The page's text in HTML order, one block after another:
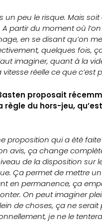
un peu le risque. Mais
A partir du moment où
en se disant qu’on
quelques fois,
imaginer, quant à la
réelle ce que c’est
proposait
règle du hors-jeu,
proposition qui a été
avis, ça change
de la disposition sur
Ça permet de mettre
en permanence, ça
On peut imaginer
de choses, ça ne serait
je ne le